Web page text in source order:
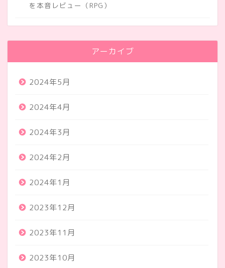
を本音レビュー（RPG）
アーカイブ
2024年5月
2024年4月
2024年3月
2024年2月
2024年1月
2023年12月
2023年11月
2023年10月